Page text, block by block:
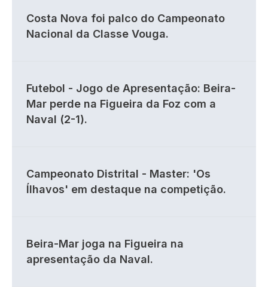
Costa Nova foi palco do Campeonato
Nacional da Classe Vouga.
Futebol - Jogo de Apresentação: Beira-
Mar perde na Figueira da Foz com a
Naval (2-1).
Campeonato Distrital - Master: 'Os
Ílhavos' em destaque na competição.
Beira-Mar joga na Figueira na
apresentação da Naval.